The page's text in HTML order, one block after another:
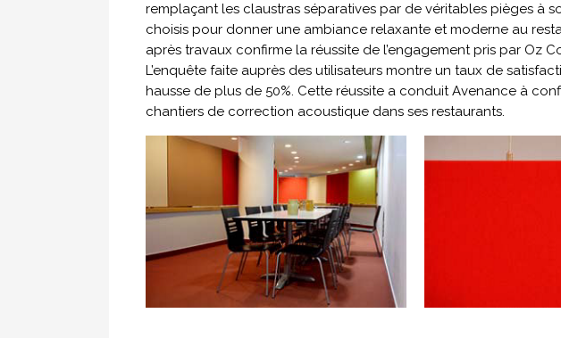
remplaçant les claustras séparatives par de véritables pièges à
choisis pour donner une ambiance relaxante et moderne au
après travaux confirme la réussite de l’engagement pris par Oz
L’enquête faite auprès des utilisateurs montre un taux de
hausse de plus de 50%. Cette réussite a conduit Avenance à
chantiers de correction acoustique dans ses restaurants.